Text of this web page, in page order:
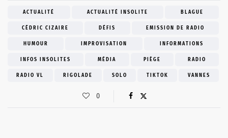
ACTUALITÉ ACTUALITÉ INSOLITE BLAGUE
CÉDRIC CIZAIRE DÉFIS EMISSION DE RADIO
HUMOUR IMPROVISATION INFORMATIONS
INFOS INSOLITES MÉDIA PIÈGE RADIO
RADIO VL RIGOLADE SOLO TIKTOK VANNES
0